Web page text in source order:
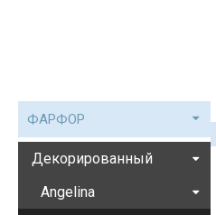
ФАРФОР
Декорированный
Angelina